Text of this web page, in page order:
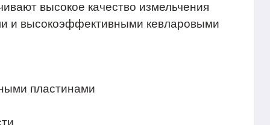
высокое качество измельчения
и высокоэффективными кевларовыми
пластинами